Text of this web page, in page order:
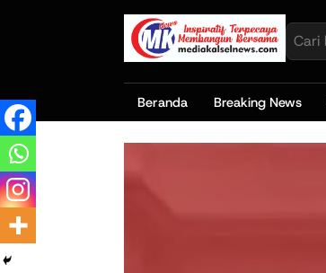
Beranda Breaking News